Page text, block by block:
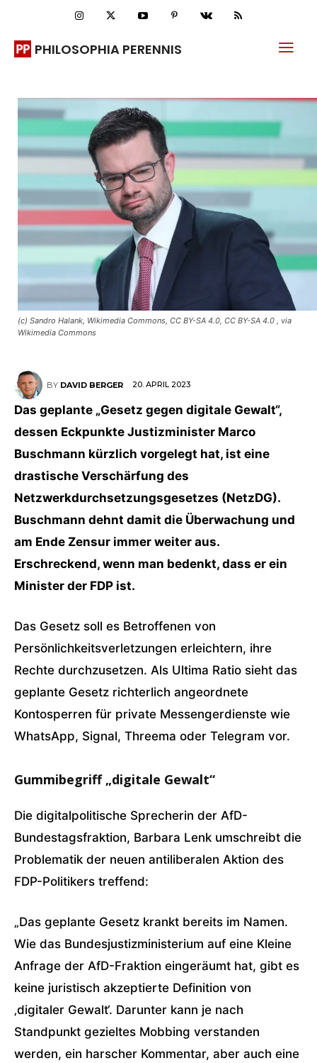
PHILOSOPHIA PERENNIS
(c) Sandro Halank, Wikimedia Commons, CC BY-SA 4.0, CC BY-SA 4.0 , via
Wikimedia Commons
BY DAVID BERGER 20. APRIL 2023
Das geplante „Gesetz gegen digitale Gewalt“,
dessen Eckpunkte Justizminister Marco
Buschmann kürzlich vorgelegt hat, ist eine
drastische Verschärfung des
Netzwerkdurchsetzungsgesetzes (NetzDG).
Buschmann dehnt damit die Überwachung und
am Ende Zensur immer weiter aus.
Erschreckend, wenn man bedenkt, dass er ein
Minister der FDP ist.
Das Gesetz soll es Betroffenen von
Persönlichkeitsverletzungen erleichtern, ihre
Rechte durchzusetzen. Als Ultima Ratio sieht das
geplante Gesetz richterlich angeordnete
Kontosperren für private Messengerdienste wie
WhatsApp, Signal, Threema oder Telegram vor.
Gummibegriff „digitale Gewalt“
Die digitalpolitische Sprecherin der AfD-
Bundestagsfraktion, Barbara Lenk umschreibt die
Problematik der neuen antiliberalen Aktion des
FDP-Politikers treffend:
„Das geplante Gesetz krankt bereits im Namen.
Wie das Bundesjustizministerium auf eine Kleine
Anfrage der AfD-Fraktion eingeräumt hat, gibt es
keine juristisch akzeptierte Definition von
‚digitaler Gewalt‘. Darunter kann je nach
Standpunkt gezieltes Mobbing verstanden
werden, ein harscher Kommentar, aber auch eine